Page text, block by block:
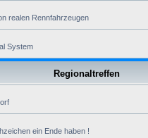
realen Rennfahrzeugen
System
Regionaltreffen
ein Ende haben !